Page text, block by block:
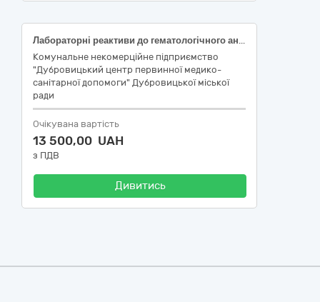
Лабораторні реактиви до гематологічного аналізатора Zybio Z3/Z3 CRP
Комунальне некомерційне підприємство
"Дубровицький центр первинної медико-
санітарної допомоги" Дубровицької міської
ради
Очікувана вартість
13 500,00 UAH
з ПДВ
Дивитись